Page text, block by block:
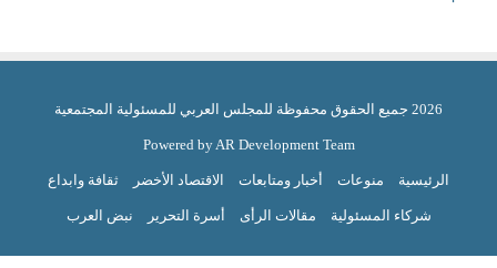
2026 جميع الحقوق محفوظة للمجلس العربي للمسئولية المجتمعية
Powered by AR Development Team
الرئيسية منوعات أخبار ومتابعات الاقتصاد الأخضر ثقافة وابداع
شركاء المسئولية مقالات الرأى أسرة التحرير نبض العرب